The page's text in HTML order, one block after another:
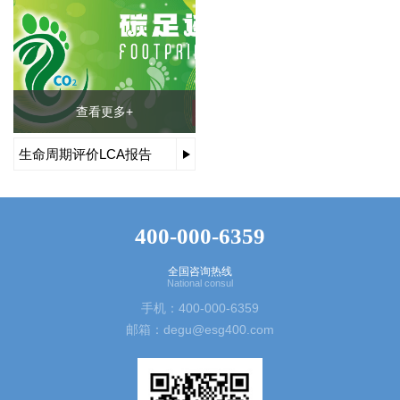
查看更多+
生命周期评价LCA报告
400-000-6359
全国咨询热线
National consul
手机：400-000-6359
邮箱：degu@esg400.com